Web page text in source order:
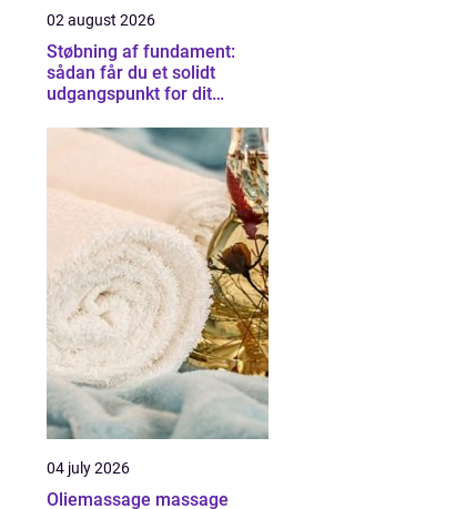
02 august 2026
Støbning af fundament:
sådan får du et solidt
udgangspunkt for dit
04 july 2026
Oliemassage massage